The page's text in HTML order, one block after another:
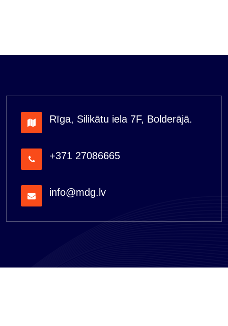
Rīga, Silikātu iela 7F, Bolderājā.
+371 27086665
info@mdg.lv